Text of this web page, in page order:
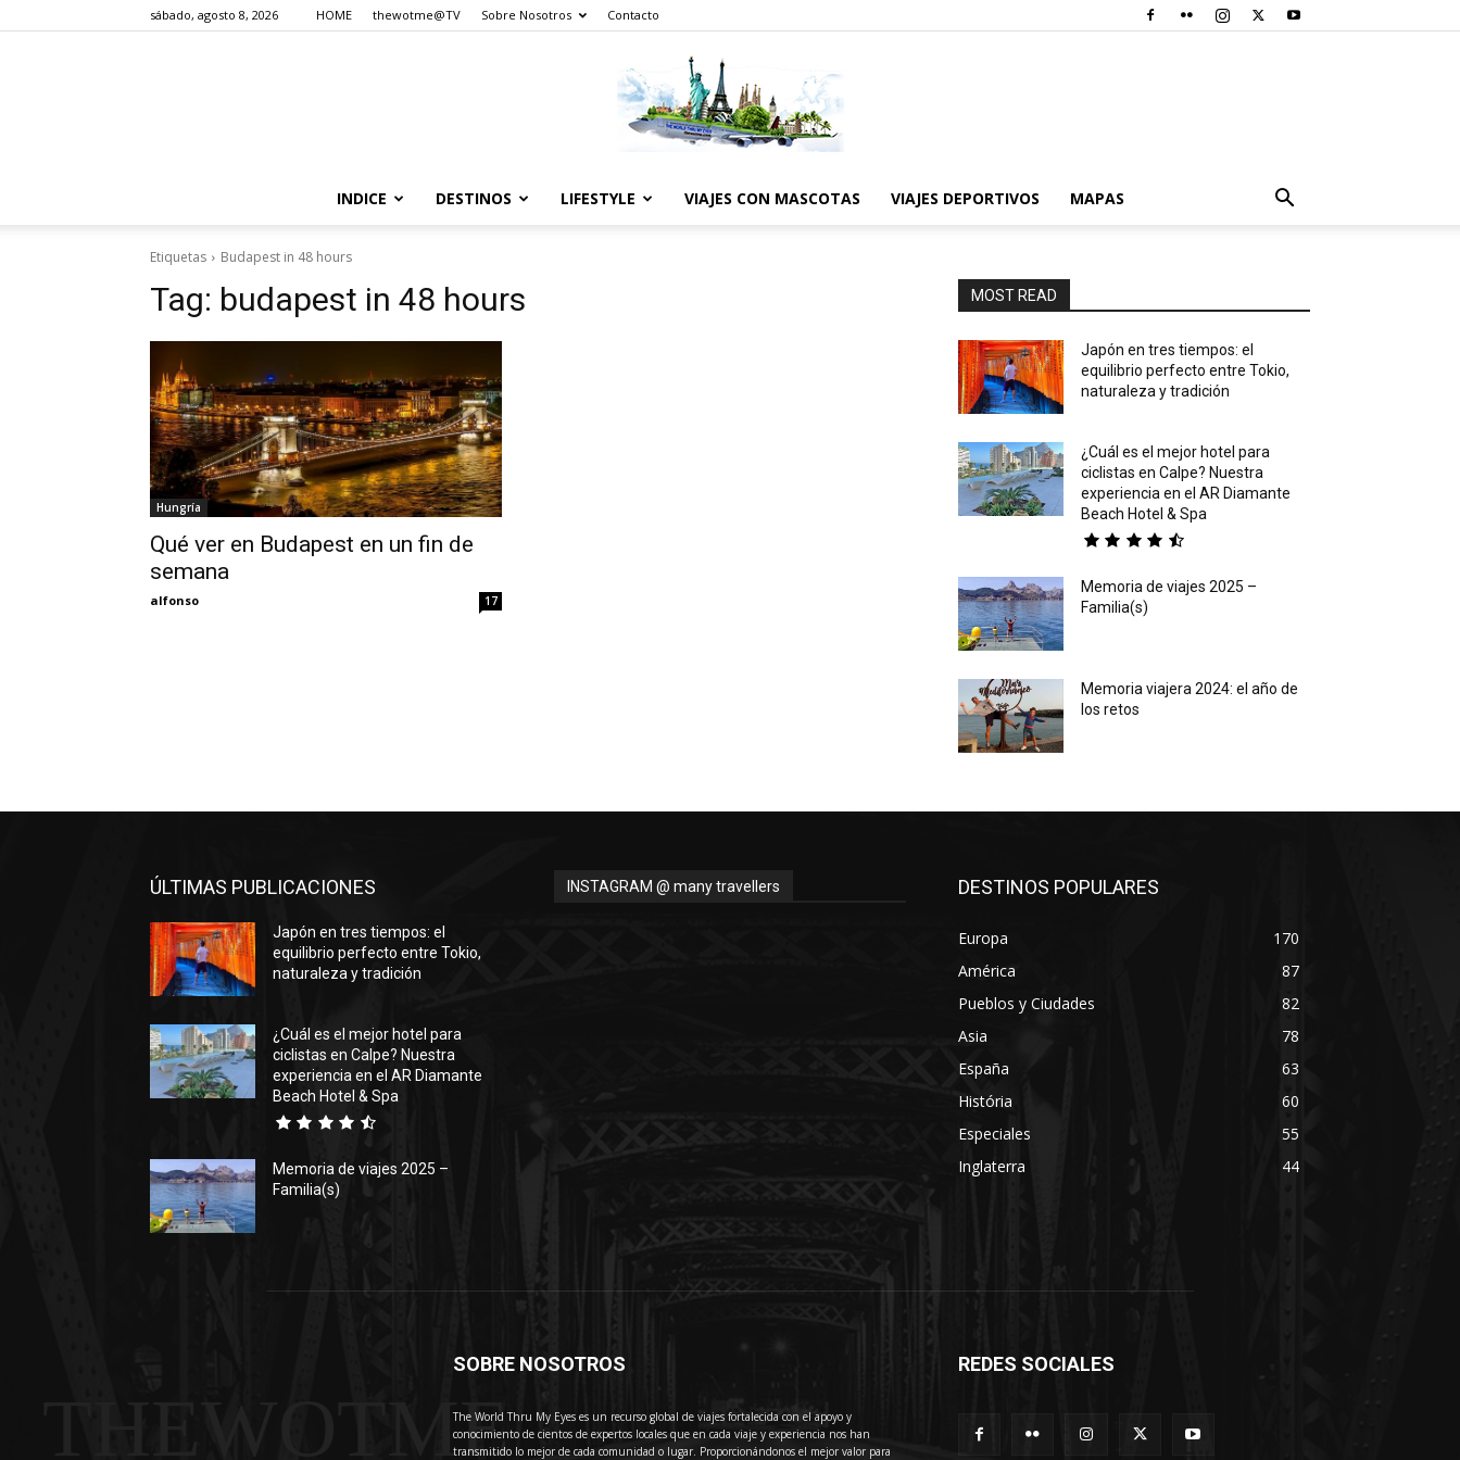
sábado, agosto 8, 2026 HOME thewotme@TV Sobre Nosotros Contacto
INDICE DESTINOS LIFESTYLE VIAJES CON MASCOTAS VIAJES DEPORTIVOS MAPAS
Etiquetas Budapest in 48 hours
Tag: budapest in 48 hours
Hungría
Qué ver en Budapest en un fin de
semana
alfonso 17
MOST READ
Japón en tres tiempos: el
equilibrio perfecto entre Tokio,
naturaleza y tradición
¿Cuál es el mejor hotel para
ciclistas en Calpe? Nuestra
experiencia en el AR Diamante
Beach Hotel & Spa
Memoria de viajes 2025 –
Familia(s)
Memoria viajera 2024: el año de
los retos
ÚLTIMAS PUBLICACIONES
Japón en tres tiempos: el
equilibrio perfecto entre Tokio,
naturaleza y tradición
¿Cuál es el mejor hotel para
ciclistas en Calpe? Nuestra
experiencia en el AR Diamante
Beach Hotel & Spa
Memoria de viajes 2025 –
Familia(s)
INSTAGRAM @ many travellers DESTINOS POPULARES
Europa
170
América
87
Pueblos y Ciudades
82
Asia
78
España
63
História
60
Especiales
55
Inglaterra
44
THEWOTME
SOBRE NOSOTROS
The World Thru My Eyes es un recurso global de viajes fortalecida con el apoyo y
conocimiento de cientos de expertos locales que en cada viaje y experiencia nos han
transmitido lo mejor de cada comunidad o lugar. Proporcionándonos el mejor valor para
REDES SOCIALES